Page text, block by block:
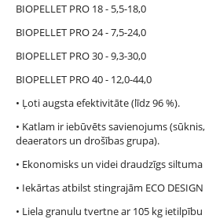
BIOPELLET PRO 18 - 5,5-18,0
BIOPELLET PRO 24 - 7,5-24,0
BIOPELLET PRO 30 - 9,3-30,0
BIOPELLET PRO 40 - 12,0-44,0
• Ļoti augsta efektivitāte (līdz 96 %).
• Katlam ir iebūvēts savienojums
deaerators un drošības grupa).
• Ekonomisks un videi draudzīgs
• Iekārtas atbilst stingrajām ECO
• Liela granulu tvertne ar 105 kg